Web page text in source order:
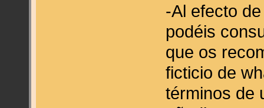
-Al efecto
podéis
que os
ficticio de
términos de